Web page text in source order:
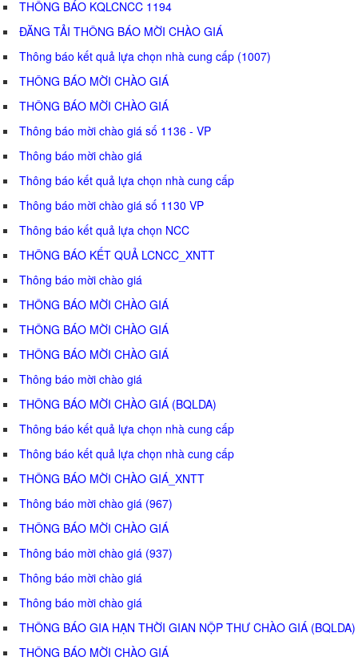
THÔNG BÁO KQLCNCC 1194
ĐĂNG TẢI THÔNG BÁO MỜI CHÀO GIÁ
Thông báo kết quả lựa chọn nhà cung cấp (1007)
THÔNG BÁO MỜI CHÀO GIÁ
THÔNG BÁO MỜI CHÀO GIÁ
Thông báo mời chào giá số 1136 - VP
Thông báo mời chào giá
Thông báo kết quả lựa chọn nhà cung cấp
Thông báo mời chào giá số 1130 VP
Thông báo kết quả lựa chọn NCC
THÔNG BÁO KẾT QUẢ LCNCC_XNTT
Thông báo mời chào giá
THÔNG BÁO MỜI CHÀO GIÁ
THÔNG BÁO MỜI CHÀO GIÁ
THÔNG BÁO MỜI CHÀO GIÁ
Thông báo mời chào giá
THÔNG BÁO MỜI CHÀO GIÁ (BQLDA)
Thông báo kết quả lựa chọn nhà cung cấp
Thông báo kết quả lựa chọn nhà cung cấp
THÔNG BÁO MỜI CHÀO GIÁ_XNTT
Thông báo mời chào giá (967)
THÔNG BÁO MỜI CHÀO GIÁ
Thông báo mời chào giá (937)
Thông báo mời chào giá
Thông báo mời chào giá
THÔNG BÁO GIA HẠN THỜI GIAN NỘP THƯ CHÀO GIÁ (BQLDA)
THÔNG BÁO MỜI CHÀO GIÁ